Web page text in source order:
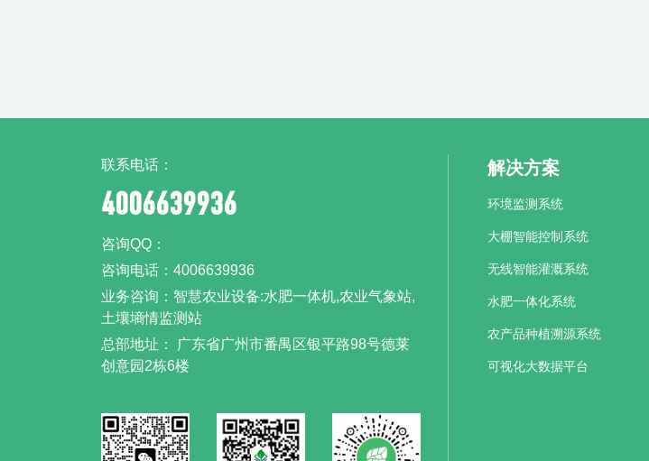
联系电话：
4006639936
咨询QQ：
咨询电话：4006639936
业务咨询：智慧农业设备:水肥一体机,农业气象站,
土壤墒情监测站
总部地址： 广东省广州市番禺区银平路98号德莱
创意园2栋6楼
解决方案
环境监测系统
大棚智能控制系统
无线智能灌溉系统
水肥一体化系统
农产品种植溯源系统
可视化大数据平台